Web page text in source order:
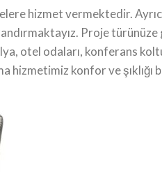
hizmet vermektedir.
Proje
otel odaları, konferans
hizmetimiz konfor ve şıklığı